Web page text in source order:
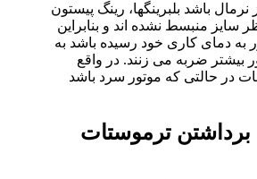
نرمال باشد بلبرینگها، رینگ پیستون
سایز منبسط نشده اند و بنابراین
به دمای کاری خود رسیده باشد به
بیشتر ضربه می زنند. در واقع
در حالتی که موتور سرد باشد
برداشتن ترموستات